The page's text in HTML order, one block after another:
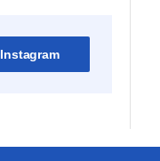
Instagram